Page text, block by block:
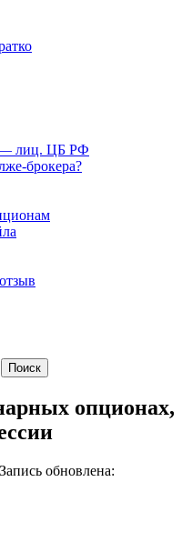
лиц. ЦБ РФ
брокера?
опционах,
Запись обновлена: